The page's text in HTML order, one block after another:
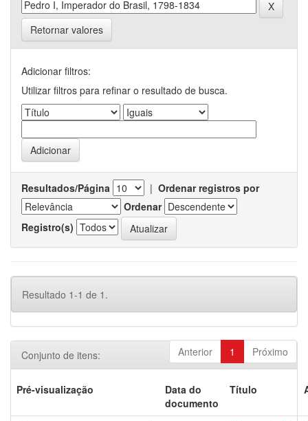
Retornar valores
Adicionar filtros:
Utilizar filtros para refinar o resultado de busca.
Resultados/Página | Ordenar registros por
Ordenar
Registro(s)
Resultado 1-1 de 1.
Anterior 1 Próximo
Conjunto de itens:
Pré-visualização
Data do
documento
Título